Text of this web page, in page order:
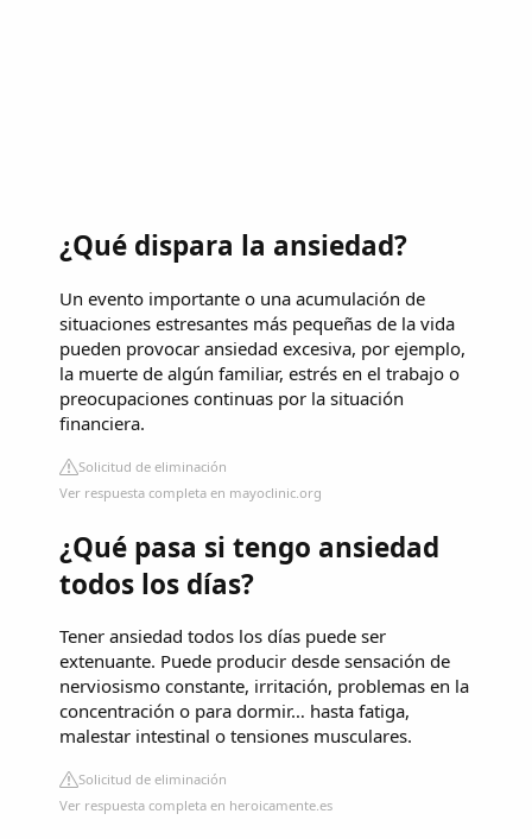
¿Qué dispara la ansiedad?
Un evento importante o una acumulación de
situaciones estresantes más pequeñas de la vida
pueden provocar ansiedad excesiva, por ejemplo,
la muerte de algún familiar, estrés en el trabajo o
preocupaciones continuas por la situación
financiera.
Solicitud de eliminación
Ver respuesta completa en mayoclinic.org
¿Qué pasa si tengo ansiedad
todos los días?
Tener ansiedad todos los días puede ser
extenuante. Puede producir desde sensación de
nerviosismo constante, irritación, problemas en la
concentración o para dormir… hasta fatiga,
malestar intestinal o tensiones musculares.
Solicitud de eliminación
Ver respuesta completa en heroicamente.es